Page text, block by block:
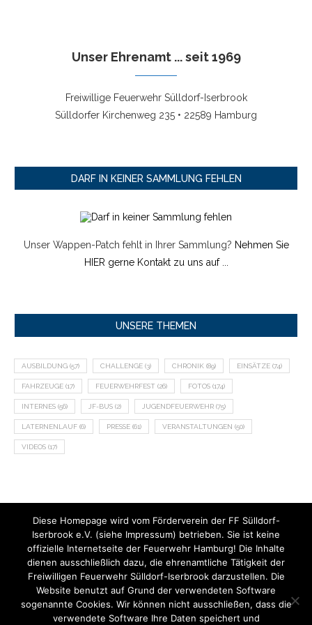
Unser Ehrenamt ... seit 1969
Freiwillige Feuerwehr Sülldorf-Iserbrook
Sülldorfer Kirchenweg 235 • 22589 Hamburg
DARF IN KEINER SAMMLUNG FEHLEN
Unser Wappen-Patch fehlt in Ihrer Sammlung? Nehmen Sie
HIER gerne Kontakt zu uns auf ...
UNSERE THEMEN
AUSBILDUNG (57) CHALLENGE (3) CHRONIK (89) EINSÄTZE (74)
FAHRZEUGE (17) FEUERWEHRFEST (26) FOTOS (174)
INTERNES (56) JF-BUS (2) JUGENDFEUERWEHR (75)
LATERNENLAUF (6) PRESSE (61) VERANSTALTUNGEN (50)
VIDEOS (17)
Diese Homepage wird vom Förderverein der FF Sülldorf-
Iserbrook e.V. (siehe Impressum) betrieben. Sie ist keine
offizielle Internetseite der Feuerwehr Hamburg! Die Inhalte
dienen ausschließlich dazu, die ehrenamtliche Tätigkeit der
Freiwilligen Feuerwehr Sülldorf-Iserbrook darzustellen. Die
Website benutzt auf Grund der verwendeten Software
sogenannte Cookies. Wir können nicht ausschließen, dass die
verwendete Software Ihre Daten speichert und